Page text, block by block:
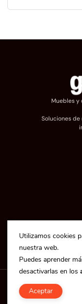
Muebles y
Soluciones
Utilizamos cookies
nuestra web.
Puedes aprender
desactivarlas en los
Aceptar